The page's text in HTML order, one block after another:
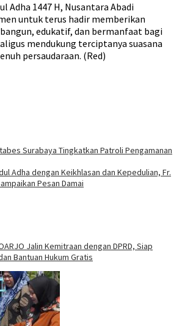
Adha 1447 H, Nusantara Abadi
untuk terus hadir memberikan
edukatif, dan bermanfaat bagi
mendukung terciptanya suasana
persaudaraan. (Red)
Surabaya Tingkatkan Patroli Pengamanan
Adha dengan Keikhlasan dan Kepedulian, Fr.
Pesan Damai
Jalin Kemitraan dengan DPRD, Siap
Bantuan Hukum Gratis